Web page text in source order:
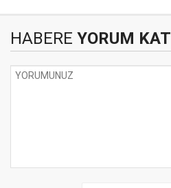
HABERE YORUM KAT